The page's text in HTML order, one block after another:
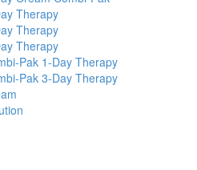
Therapy
Therapy
Therapy
Pak 1-Day Therapy
Pak 3-Day Therapy